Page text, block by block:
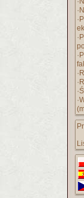
·
·
·
·
·
·
·
·